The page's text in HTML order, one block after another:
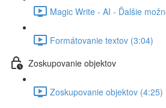
Magic Write - AI - Ďalšie
Formátovanie textov (3:04)
Zoskupovanie objektov
Zoskupovanie objektov (4:25)